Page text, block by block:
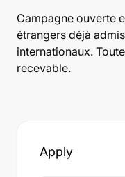
Campagne ouverte
étrangers déjà
internationaux.
recevable.
Apply